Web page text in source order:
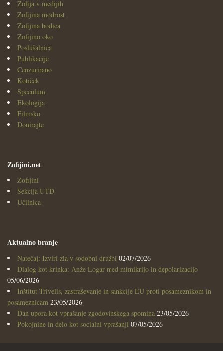
Zofija v medijih
Zofijina modrost
Zofijina bodica
Zofijino oko
Poslušalnica
Publikacije
Cenzurirano
Kotiček
Speculum
Ekologija
Filmsko
Donirajte
Zofijini.net
Zofijini
Sekcija UTD
Učilnica
Aktualno branje
Natečaj: Izviri zla v sodobni družbi 02/07/2026
Dialog kot krinka: Anže Logar med mimikrijo in depolarizacijo
05/06/2026
Inštitut Trivelis, zastraševanje in sankcije EU proti posameznikom in
posameznicam 23/05/2026
Dan upora kot vprašanje zgodovinskega spomina 23/05/2026
Pokojnine in delo kot socialni vprašanji 07/05/2026